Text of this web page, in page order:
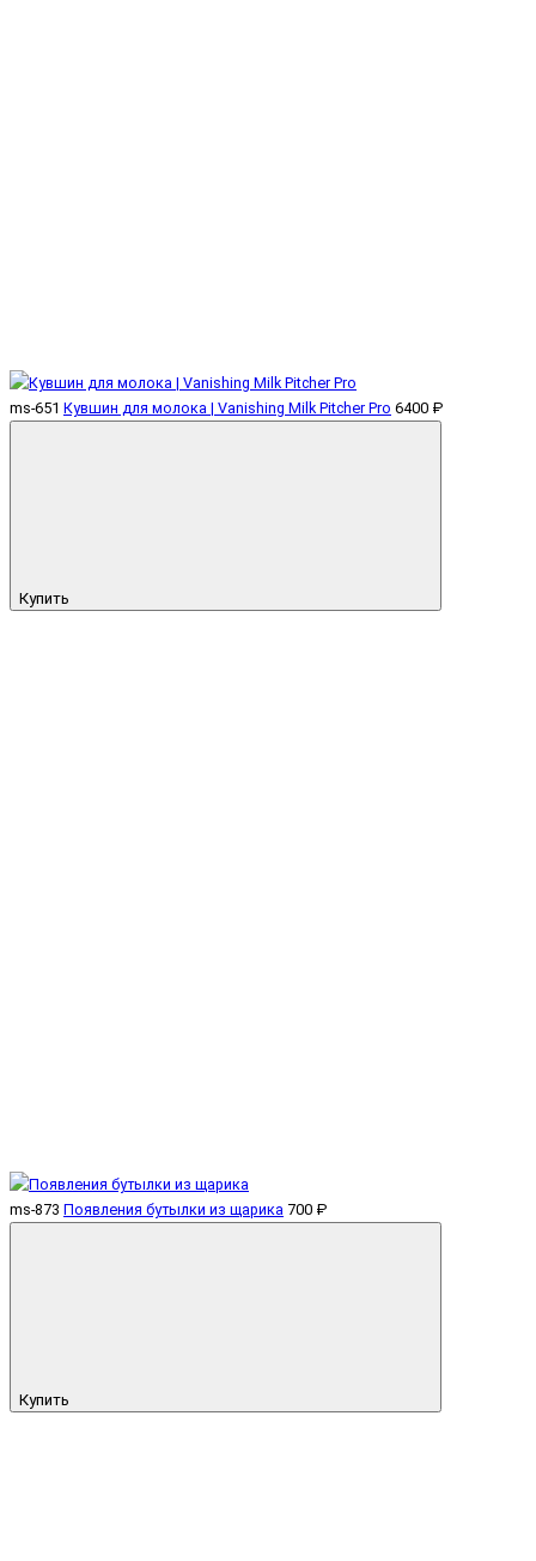
ms-651 Кувшин для молока | Vanishing Milk Pitcher Pro 6400 ₽
Купить
ms-873 Появления бутылки из щарика 700 ₽
Купить